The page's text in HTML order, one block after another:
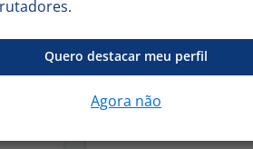
5 ago
Vale-alimentação
Vale-transporte
Quero destacar meu perfil
Agora não